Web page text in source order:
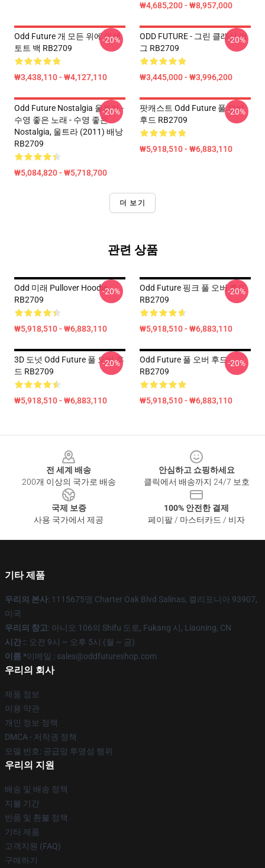
₩4,685,200 - ₩8,957,000
Odd Future 개 모든 위에 인쇄
토트 백 RB2709
₩3,438,110 - ₩4,127,110
-20%
ODD FUTURE - 그린 클래식 머
그 RB2709
₩3,445,000 - ₩3,996,200
-20%
Odd Future Nostalgia 울트라 -
수영 좋은 노래 - 수영 좋은
Nostalgia, 울트라 (2011) 배낭
RB2709
₩5,084,820 - ₩5,718,700
-20%
팟캐스트 Odd Future 풀 오버
후드 RB2709
₩5,918,510 - ₩6,883,110
-20%
더 보기
관련 상품
Odd 미래 Pullover Hoodie
RB2709
₩5,918,510 - ₩6,883,110
-20%
Odd Future 핑크 풀 오버 후드
RB2709
₩5,918,510 - ₩6,883,110
-20%
3D 도넛 Odd Future 풀 오버 후
드 RB2709
₩5,918,510 - ₩6,883,110
-20%
Odd Future 풀 오버 후드
RB2709
₩5,918,510 - ₩6,883,110
-20%
전 세계 배송
200개 이상의 국가로 배송
안심하고 쇼핑하세요
클릭에서 배송까지 24/7 보호
국제 보증
사용 국가에서 제공
100% 안전한 결제
페이팔 / 마스터카드 / 비자
기타 제품
우리의 본사: 1115675명 Charter Oak Blvd Salinas, 캘리포니아 93907,
미국
우리의 창고: 아니오 106의 Shifu 도로, Fukang 시, Liaoning, CN
시간 :: 오전 9시 ~ 오후 5시 (월 ~ 금)
이름 *이메일 : sales@oddfutureshop.com
우리의 회사
제품 정보
이용 약관
개인 정보 정책
DMCA - 저작권 정책
모델 번호: 공급망 투명성 행위
우리의 지원
배송 및 배송 정책
지불 기간
반품 및 환불 정책
기타 제품
고객지원 (FAQ)
구매하기